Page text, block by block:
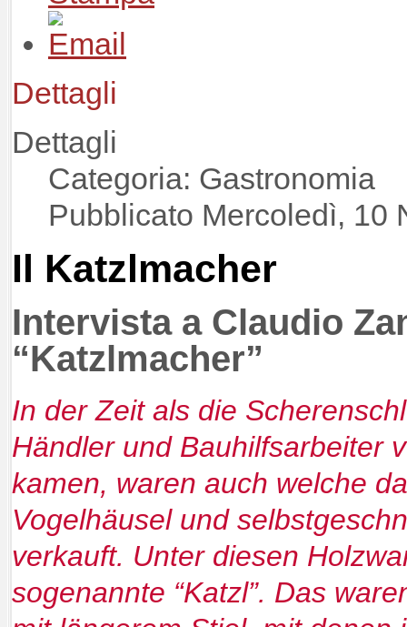
Dettagli
Dettagli
Categoria: Gastronomia
Pubblicato Mercoledì, 10
Il Katzlmacher
Intervista a Claudio
“Katzlmacher”
In der Zeit als die
Händler und Bauhilfsarbeiter
kamen, waren auch welche
Vogelhäusel und
verkauft. Unter diesen
sogenannte “Katzl”. Das